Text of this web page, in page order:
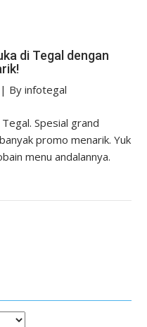
di Tegal dengan
| By infotegal
Spesial grand
promo menarik. Yuk
menu andalannya.